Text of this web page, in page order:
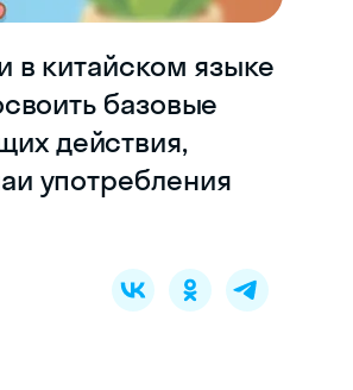
в китайском языке
базовые
действия,
употребления